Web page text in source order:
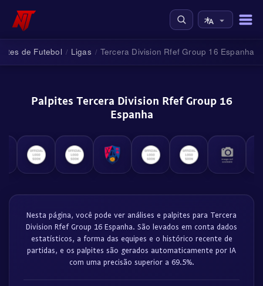
de Futebol / Ligas / Tercera Division Rfef Group 16 Espanha
Palpites Tercera Division Rfef Group 16
Espanha
Nesta página, você pode ver análises e palpites para Tercera
Division Rfef Group 16 Espanha. São levados em conta dados
estatísticos, a forma das equipes e o histórico recente de
partidas, e os palpites são gerados automaticamente por IA
com uma precisão superior a 69.5%.